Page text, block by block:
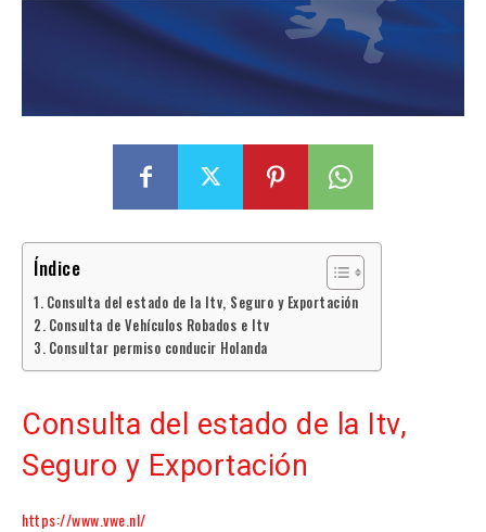
Índice
Consulta del estado de la Itv, Seguro y Exportación
Consulta de Vehículos Robados e Itv
Consultar permiso conducir Holanda
Consulta del estado de la Itv,
Seguro y Exportación
https://www.vwe.nl/